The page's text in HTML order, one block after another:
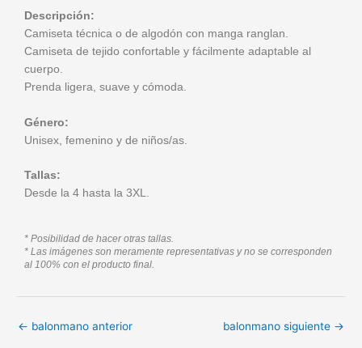
Descripción:
Camiseta técnica o de algodón con manga ranglan.
Camiseta de tejido confortable y fácilmente adaptable al
cuerpo.
Prenda ligera, suave y cómoda.
Género:
Unisex, femenino y de niños/as.
Tallas:
Desde la 4 hasta la 3XL.
* Posibilidad de hacer otras tallas.
* Las imágenes son meramente representativas y no se corresponden
al 100% con el producto final.
← balonmano anterior balonmano siguiente →